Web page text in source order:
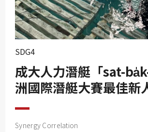
SDG8
SDG9
SDG11
SDG12
SDG4
成大人力潛艇「sat-
洲國際潛艇大賽最佳新
Synergy Correlation